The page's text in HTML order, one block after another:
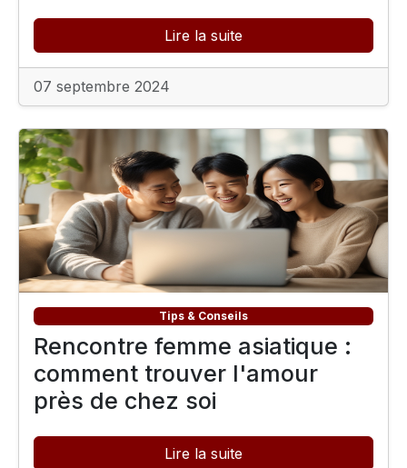
Lire la suite
07 septembre 2024
Tips & Conseils
Rencontre femme asiatique :
comment trouver l'amour
près de chez soi
Lire la suite